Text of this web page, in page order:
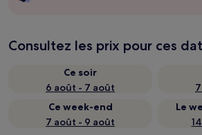
Consultez les prix pour ces
Ce soir
6 août - 7 août
Ce week-end
7 août - 9 août
Le